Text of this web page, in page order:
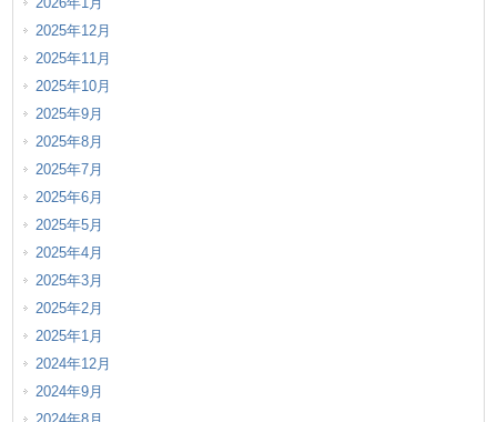
2025年12月
2025年11月
2025年10月
2025年9月
2025年8月
2025年7月
2025年6月
2025年5月
2025年4月
2025年3月
2025年2月
2025年1月
2024年12月
2024年9月